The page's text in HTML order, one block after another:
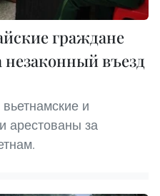
граждане
незаконный въезд
и
арестованы за